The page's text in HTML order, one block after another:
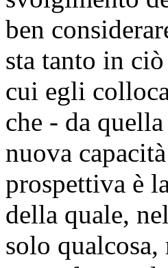
ben
sta tanto in
cui egli
che - da
nuova
prospettiva è
della quale,
solo